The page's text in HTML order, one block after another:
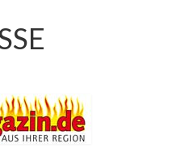
GW-L 2
TLF 16/24 Tr